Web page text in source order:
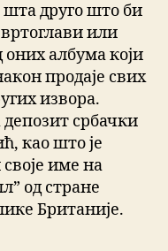
друго што би
или
оних албума који
продаје свих
извора.
србачки
као што је
име на
од стране
Британије.